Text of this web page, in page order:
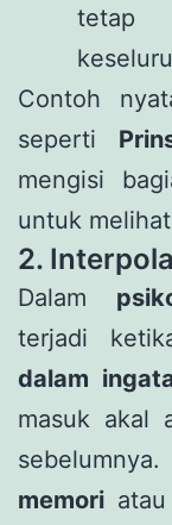
tetap
Contoh
seperti
mengisi
untuk
2.
Dalam
terjadi
dalam
masuk akal
sebelumnya.
memori